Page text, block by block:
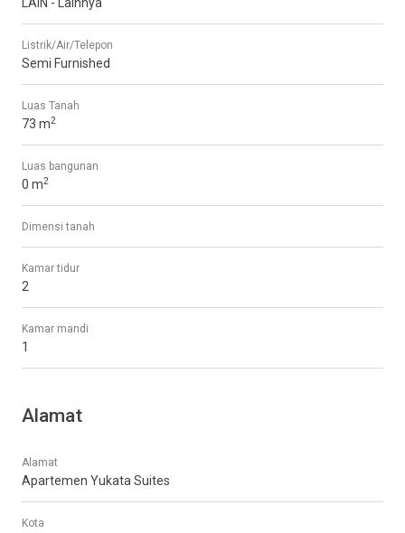
Listrik/Air/Telepon
Semi Furnished
Luas Tanah
73 m2
Luas bangunan
0 m2
Dimensi tanah
Kamar tidur
2
Kamar mandi
1
Alamat
Alamat
Apartemen Yukata Suites
Kota